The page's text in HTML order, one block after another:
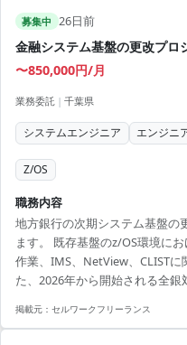
募集中 26日前
金融システム基盤の更改プロ
〜850,000円/月
業務委託 | 千葉県
システムエンジニア エンジニ
Z/OS
職務内容
地方銀行の次期システム基盤の
ます。 既存基盤のz/OS環境に
作業、IMS、NetView、CLIST
た、2026年から開始される全
を深く学ぶことができます。 金
掲載元： セルワークフリーランス